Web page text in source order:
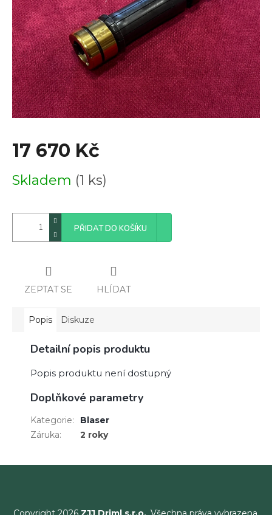
17 670 Kč
cena:
Skladem (1 ks)
PŘIDAT DO KOŠÍKU
ZEPTAT SE HLÍDAT
Popis Diskuze
Detailní popis produktu
Popis produktu není dostupný
Doplňkové parametry
Kategorie:
Blaser
Záruka: 2 roky